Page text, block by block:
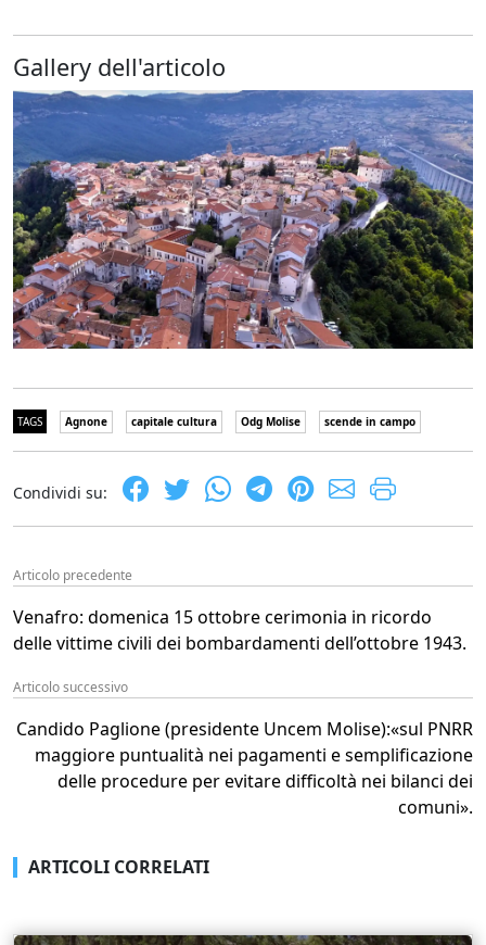
Gallery dell'articolo
TAGS Agnone capitale cultura Odg Molise scende in campo
Condividi su:
Articolo precedente
Venafro: domenica 15 ottobre cerimonia in ricordo
delle vittime civili dei bombardamenti dell’ottobre 1943.
Articolo successivo
Candido Paglione (presidente Uncem Molise):«sul PNRR
maggiore puntualità nei pagamenti e semplificazione
delle procedure per evitare difficoltà nei bilanci dei
comuni».
ARTICOLI CORRELATI